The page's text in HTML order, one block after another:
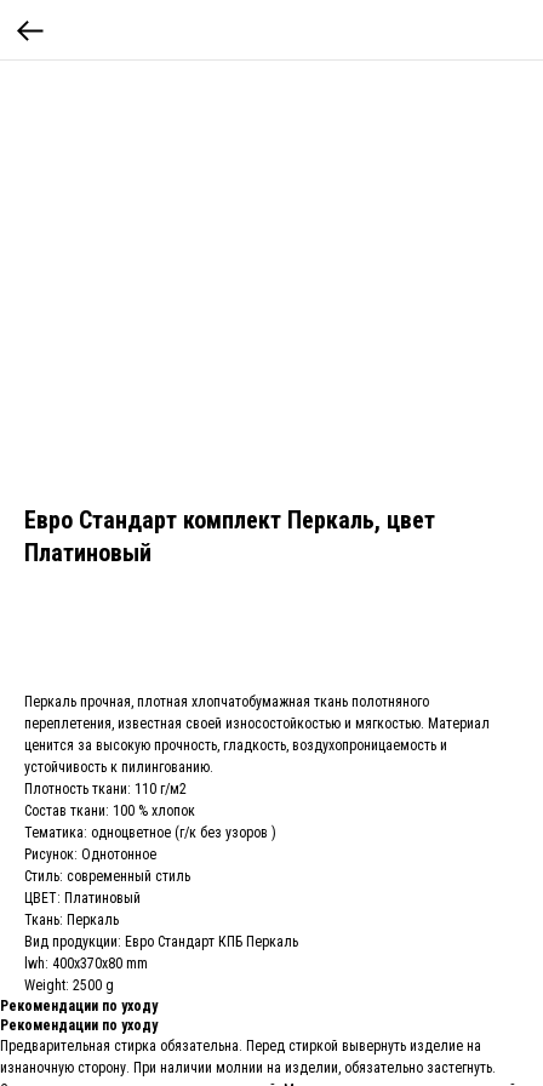
Евро Стандарт комплект Перкаль, цвет
Платиновый
Перкаль прочная, плотная хлопчатобумажная ткань полотняного
переплетения, известная своей износостойкостью и мягкостью. Материал
ценится за высокую прочность, гладкость, воздухопроницаемость и
устойчивость к пилингованию.
Плотность ткани: 110 г/м2
Состав ткани: 100 % хлопок
Тематика: одноцветное (г/к без узоров )
Рисунок: Однотонное
Стиль: современный стиль
ЦВЕТ: Платиновый
Ткань: Перкаль
Вид продукции: Евро Стандарт КПБ Перкаль
lwh: 400x370x80 mm
Weight: 2500 g
Рекомендации по уходу
Рекомендации по уходу
Предварительная стирка обязательна. Перед стиркой вывернуть изделие на
изнаночную сторону. При наличии молнии на изделии, обязательно застегнуть.